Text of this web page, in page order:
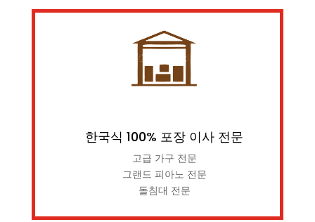
한국식 100% 포장 이사 전문
고급 가구 전문
그랜드 피아노 전문
돌침대 전문